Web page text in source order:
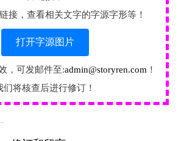
接，查看相关文字的字源字形等！
打开字源图片
，可发邮件至:admin@storyren.com ！
们将核查后进行修订！